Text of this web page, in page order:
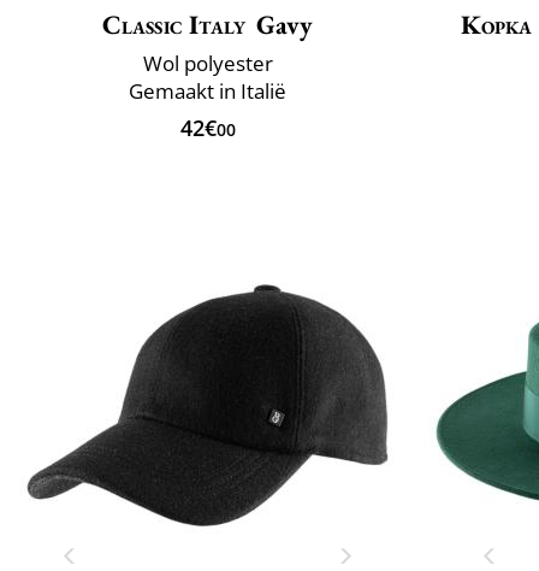
Classic Italy Gavy
Wol polyester
Gemaakt in Italië
42€00
Kopka